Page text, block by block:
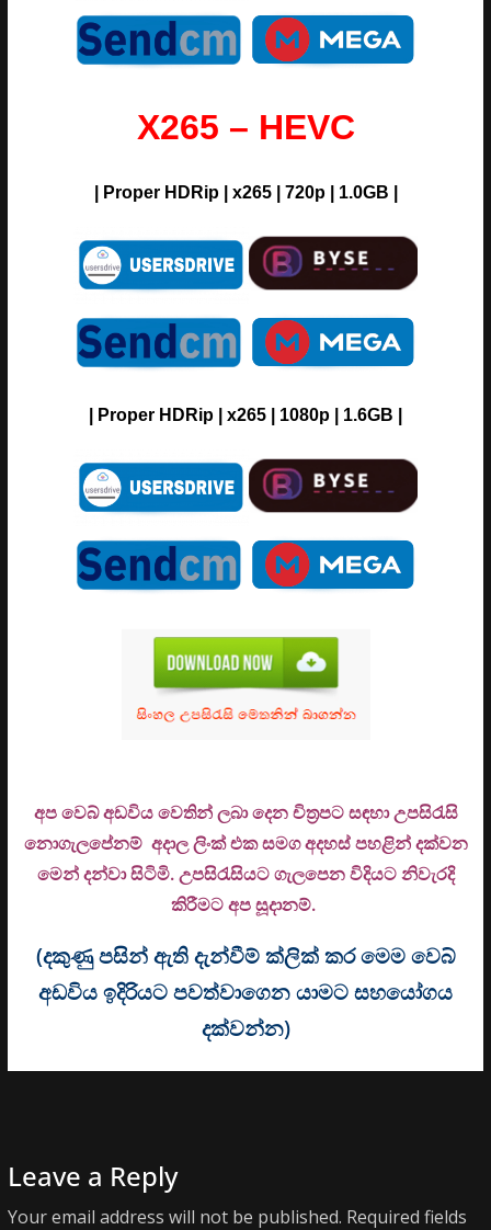
X265 – HEVC
| Proper HDRip | x265 | 720p | 1.0GB |
| Proper HDRip | x265 | 1080p | 1.6GB |
අප වෙබ් අඩවිය වෙතින් ලබා දෙන චිත්‍රපට සඳහා උපසිරැසි
නොගැලපේනම් අදාල ලිංක් එක සමග අදහස් පහළින් දක්වන
මෙන් දන්වා සිටිමි. උපසිරැසියට ගැලපෙන විදියට නිවැරදි
කිරීමට අප සූදානම්.
(දකුණු පසින් ඇති දැන්වීම් ක්ලික් කර මෙම වෙබ්
අඩවිය ඉදිරියට පවත්වාගෙන යාමට සහයෝගය
දක්වන්න)
Leave a Reply
Your email address will not be published. Required fields